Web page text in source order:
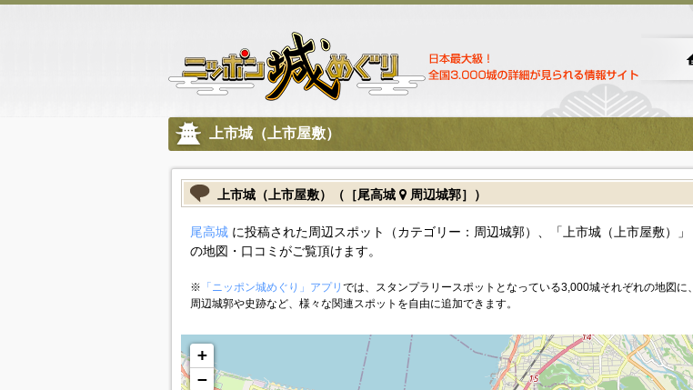
上市城（上市屋敷）
上市城（上市屋敷）（［尾高城 周辺城郭］）
尾高城に投稿された周辺スポット（カテゴリー：周辺城郭）、「上市城（上市屋敷）」
の地図・口コミがご覧頂けます。
※ 「ニッポン城めぐり」アプリ では、スタンプラリースポットとなっている3,000城それぞれの地図に、
周辺城郭や史跡など、様々な関連スポットを自由に追加できます。
+
−